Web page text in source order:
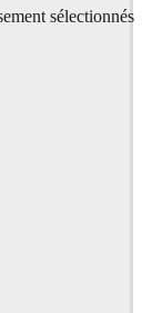
sélectionnés